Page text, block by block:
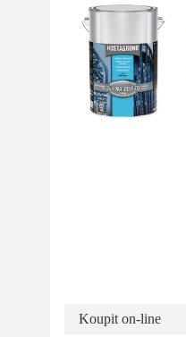
Koupit on-line